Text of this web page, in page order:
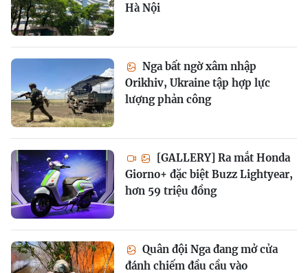
Hà Nội
Nga bất ngờ xâm nhập
Orikhiv, Ukraine tập hợp lực
lượng phản công
[GALLERY] Ra mắt Honda
Giorno+ đặc biệt Buzz Lightyear,
hơn 59 triệu đồng
Quân đội Nga đang mở cửa
đánh chiếm đầu cầu vào